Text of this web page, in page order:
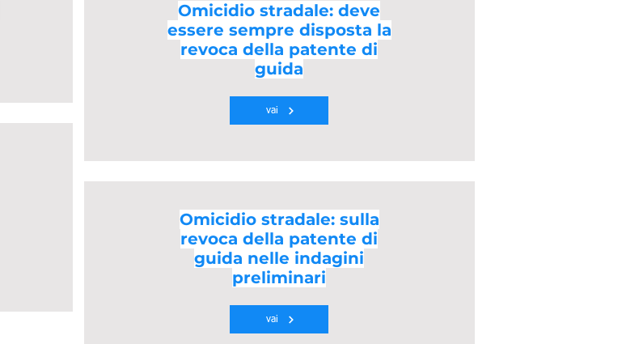
Omicidio stradale: deve
essere sempre disposta la
revoca della patente di
guida
vai
Omicidio stradale: sulla
revoca della patente di
guida nelle indagini
preliminari
vai